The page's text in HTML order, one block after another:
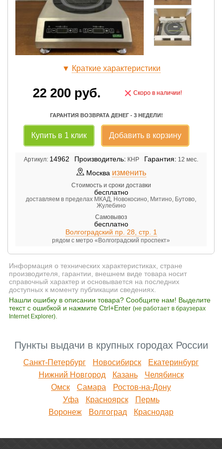
▼ Краткие характеристики
22 200 руб. × Скоро в наличии!
ГАРАНТИЯ ВОЗВРАТА ДЕНЕГ - 3 НЕДЕЛИ!
Купить в 1 клик Добавить в корзину
Артикул: 14962 Производитель: КНР Гарантия: 12 мес.
Москва изменить
Стоимость и сроки доставки
бесплатно
доставляем в пределах МКАД, Новокосино, Митино, Бутово,
Жулебино
Самовывоз
бесплатно
Волгоградский пр. 28, стр. 1
рядом с метро «Волгоградский проспект»
Информация о технических характеристиках, стране
производителя, гарантии, внешнем виде товара носит
справочный характер и основывается на последних
доступных к моменту публикации сведениях.
Нашли ошибку в описании товара? Сообщите нам! Выделите
текст с ошибкой и нажмите Ctrl+Enter (не работает в браузерах
Internet Explorer)
Пункты выдачи в крупных городах России
Санкт-Петербург Новосибирск
Екатеринбург
Нижний Новгород
Казань
Челябинск
Омск
Самара
Ростов-на-Дону
Уфа
Красноярск
Пермь
Воронеж
Волгоград Краснодар